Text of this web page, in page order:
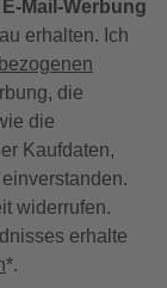
Mail-Werbung
erhalten. Ich
die
die
Kaufdaten,
widerrufen.
erhalte
*.